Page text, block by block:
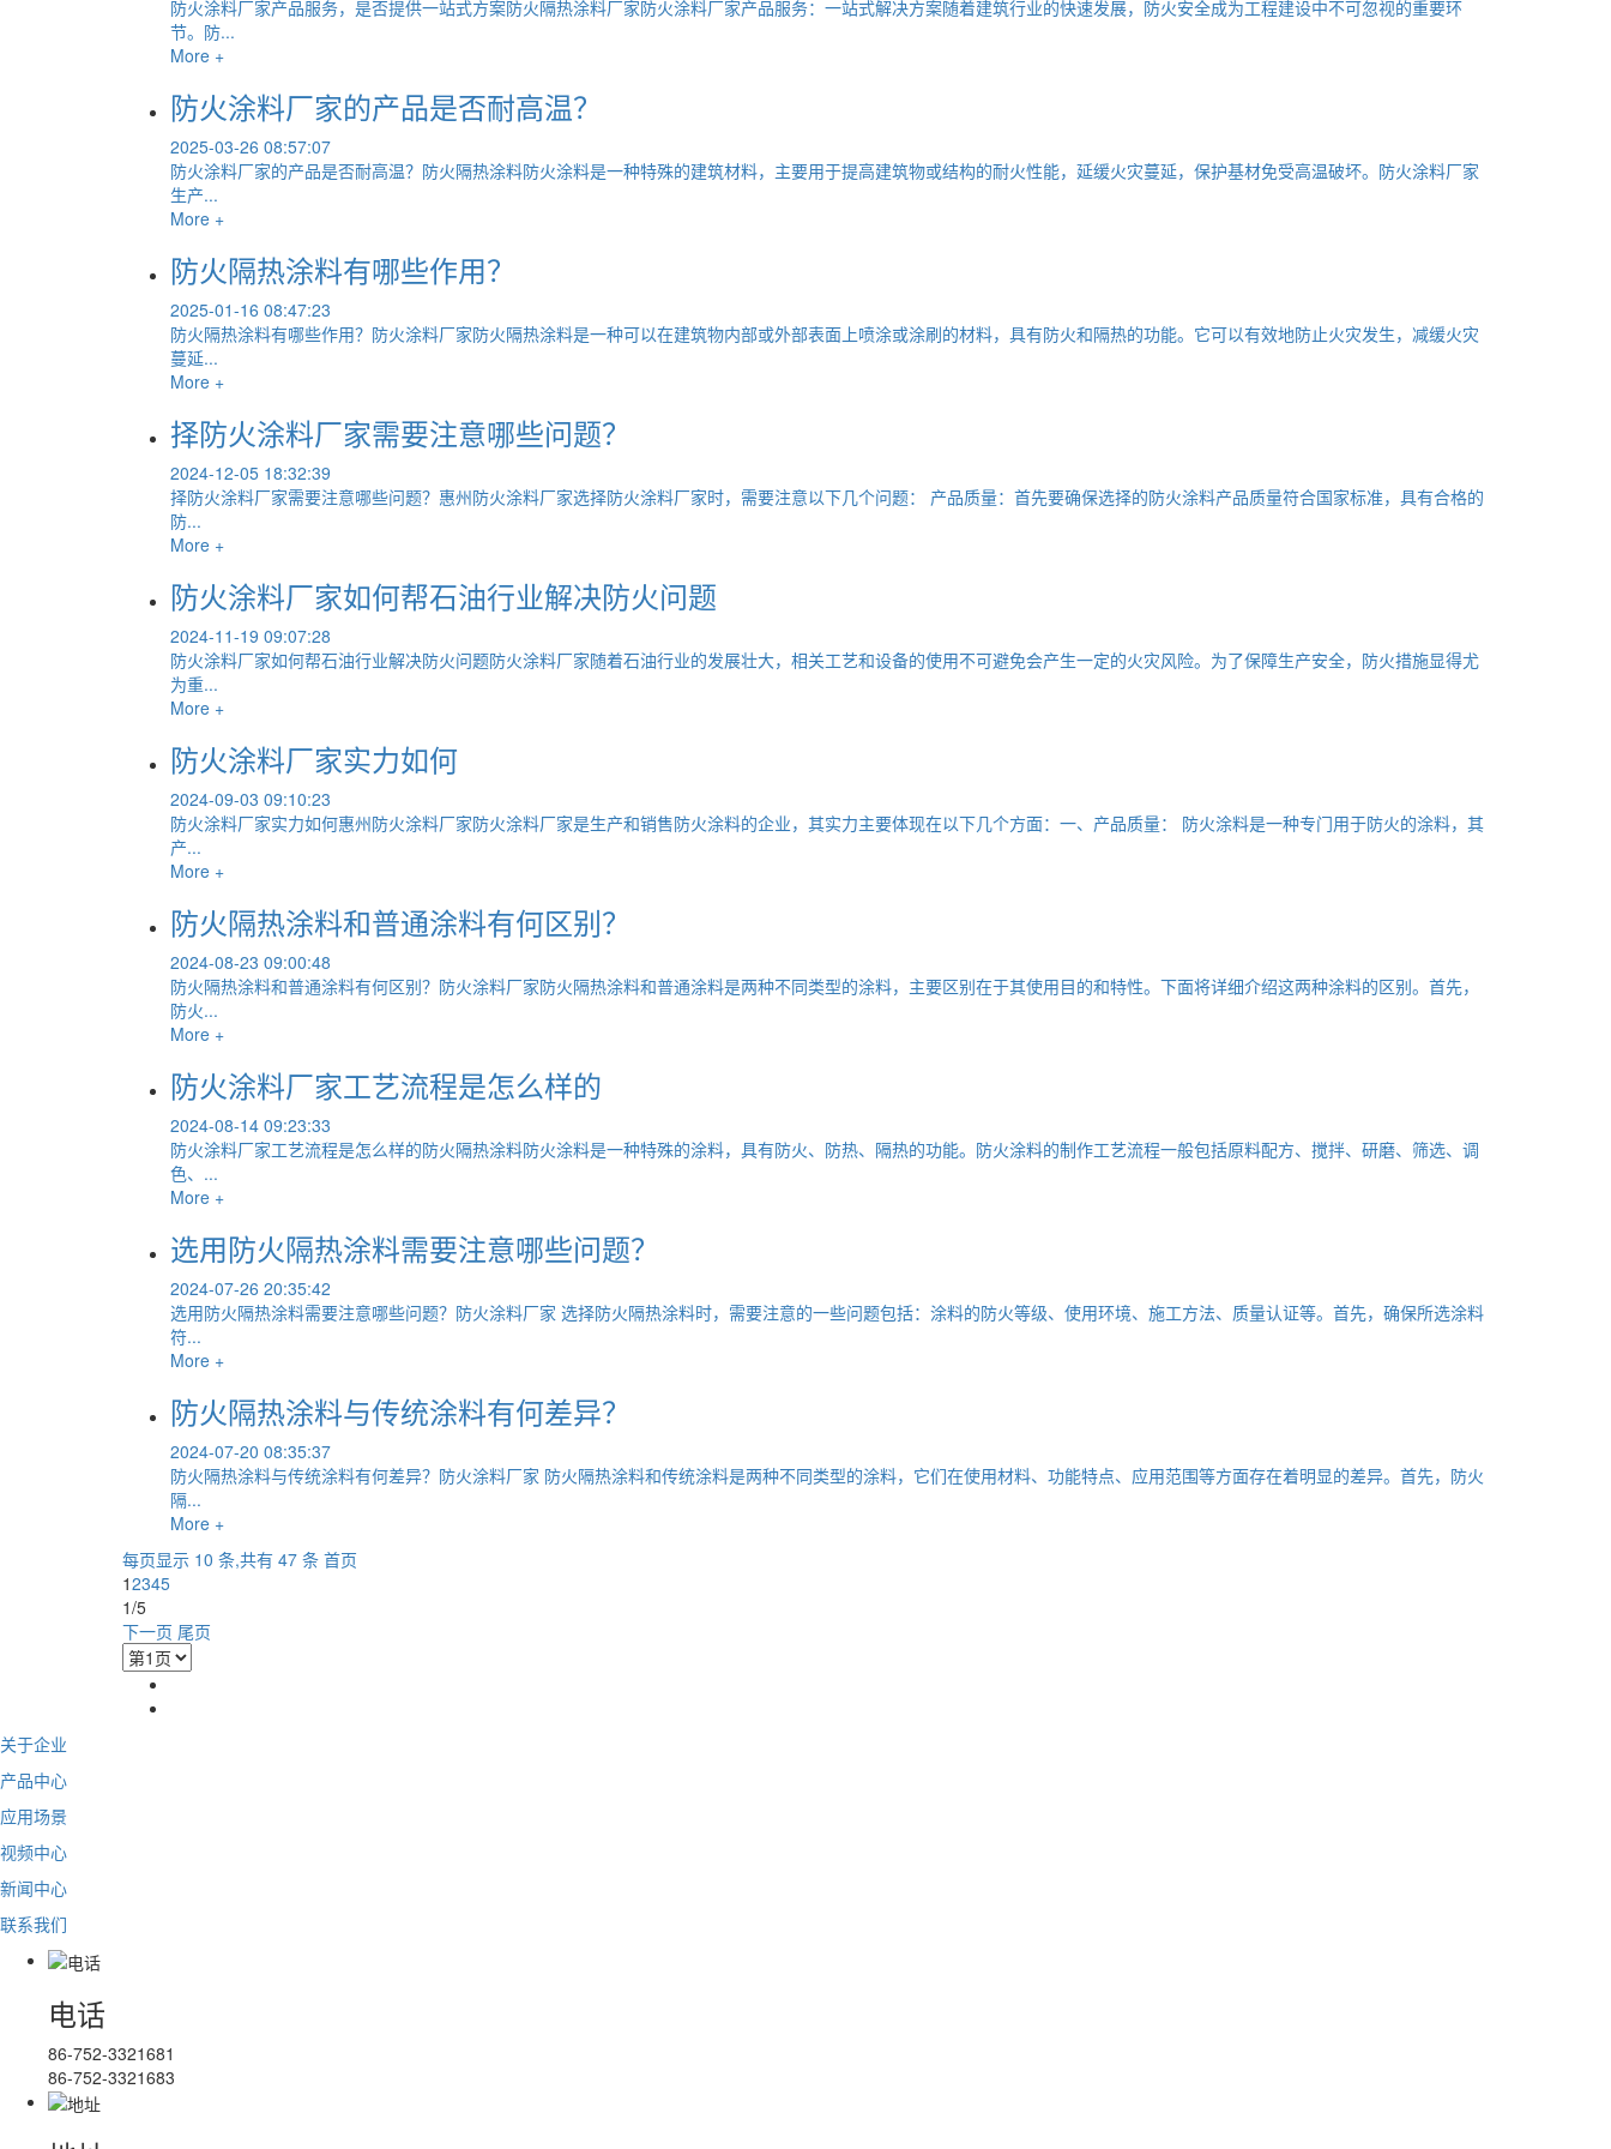
防火涂料厂家产品服务，是否提供一站式方案防火隔热涂料厂家防火涂料厂家产品服务：一站式解决方案随着建筑行业的快速发展，防火安全成为工程建设中不可忽视的重要环
节。防...
More +
防火涂料厂家的产品是否耐高温？
2025-03-26 08:57:07
防火涂料厂家的产品是否耐高温？防火隔热涂料防火涂料是一种特殊的建筑材料，主要用于提高建筑物或结构的耐火性能，延缓火灾蔓延，保护基材免受高温破坏。防火涂料厂家
生产...
More +
防火隔热涂料有哪些作用？
2025-01-16 08:47:23
防火隔热涂料有哪些作用？防火涂料厂家防火隔热涂料是一种可以在建筑物内部或外部表面上喷涂或涂刷的材料，具有防火和隔热的功能。它可以有效地防止火灾发生，减缓火灾
蔓延...
More +
择防火涂料厂家需要注意哪些问题？
2024-12-05 18:32:39
择防火涂料厂家需要注意哪些问题？惠州防火涂料厂家选择防火涂料厂家时，需要注意以下几个问题： 产品质量：首先要确保选择的防火涂料产品质量符合国家标准，具有合格的
防...
More +
防火涂料厂家如何帮石油行业解决防火问题
2024-11-19 09:07:28
防火涂料厂家如何帮石油行业解决防火问题防火涂料厂家随着石油行业的发展壮大，相关工艺和设备的使用不可避免会产生一定的火灾风险。为了保障生产安全，防火措施显得尤
为重...
More +
防火涂料厂家实力如何
2024-09-03 09:10:23
防火涂料厂家实力如何惠州防火涂料厂家防火涂料厂家是生产和销售防火涂料的企业，其实力主要体现在以下几个方面：一、产品质量： 防火涂料是一种专门用于防火的涂料，其
产...
More +
防火隔热涂料和普通涂料有何区别？
2024-08-23 09:00:48
防火隔热涂料和普通涂料有何区别？防火涂料厂家防火隔热涂料和普通涂料是两种不同类型的涂料，主要区别在于其使用目的和特性。下面将详细介绍这两种涂料的区别。首先，
防火...
More +
防火涂料厂家工艺流程是怎么样的
2024-08-14 09:23:33
防火涂料厂家工艺流程是怎么样的防火隔热涂料防火涂料是一种特殊的涂料，具有防火、防热、隔热的功能。防火涂料的制作工艺流程一般包括原料配方、搅拌、研磨、筛选、调
色、...
More +
选用防火隔热涂料需要注意哪些问题？
2024-07-26 20:35:42
选用防火隔热涂料需要注意哪些问题？防火涂料厂家 选择防火隔热涂料时，需要注意的一些问题包括：涂料的防火等级、使用环境、施工方法、质量认证等。首先，确保所选涂料
符...
More +
防火隔热涂料与传统涂料有何差异？
2024-07-20 08:35:37
防火隔热涂料与传统涂料有何差异？防火涂料厂家 防火隔热涂料和传统涂料是两种不同类型的涂料，它们在使用材料、功能特点、应用范围等方面存在着明显的差异。首先，防火
隔...
More +
每页显示 10 条,共有 47 条 首页
12345
1/5
下一页 尾页
关于企业
产品中心
应用场景
视频中心
新闻中心
联系我们
电话
86-752-3321681
86-752-3321683